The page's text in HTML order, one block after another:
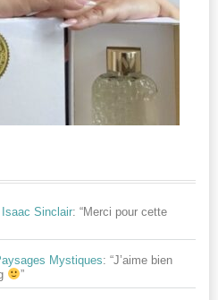
Sinclair: “Merci pour cette
Mystiques: “J’aime bien
”